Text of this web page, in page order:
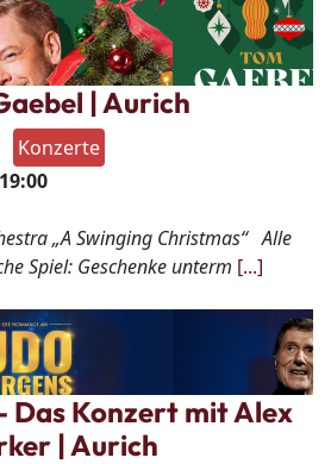
| Aurich
Konzerte
19:00
„A Swinging Christmas“ Alle
Spiel: Geschenke unterm [...]
Das Konzert mit Alex
| Aurich